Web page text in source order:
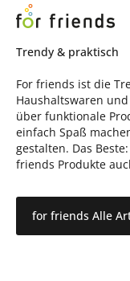
Trendy & praktisch
For friends ist die
Haushaltswaren
über funktionale
einfach Spaß
gestalten. Das
friends Produkte
for friends Alle